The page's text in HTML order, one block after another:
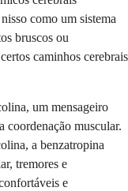
como um sistema
bruscos ou
caminhos cerebrais
um mensageiro
coordenação muscular.
a benzatropina
tremores e
e